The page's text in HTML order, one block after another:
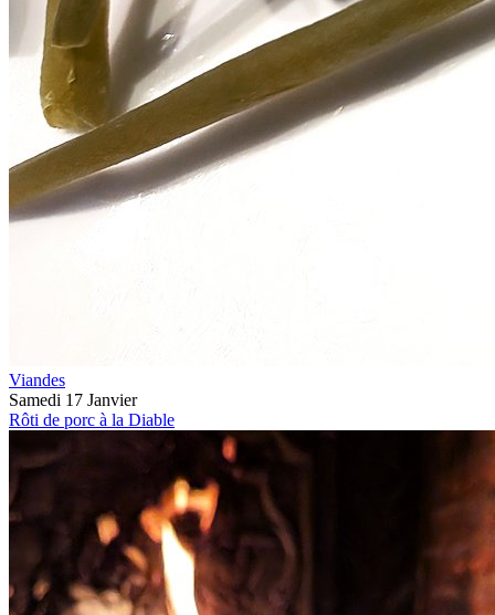
Viandes
Samedi 17 Janvier
Rôti de porc à la Diable